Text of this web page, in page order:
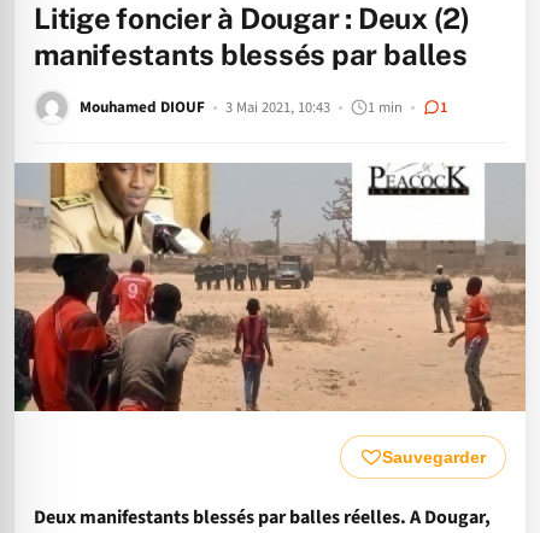
Litige foncier à Dougar : Deux (2)
manifestants blessés par balles
Mouhamed DIOUF 3 Mai 2021, 10:43 1 min 1
Sauvegarder
Deux manifestants blessés par balles réelles. A Dougar,